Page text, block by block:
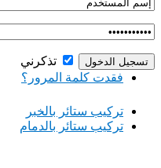
تذكرني
فقدت كلمة المرور؟
‏تركيب ستائر بالخبر
‏تركيب ستائر بالدمام